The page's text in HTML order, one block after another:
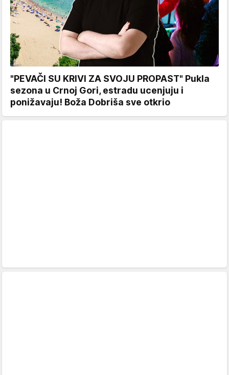
"PEVAČI SU KRIVI ZA SVOJU PROPAST" Pukla
sezona u Crnoj Gori, estradu ucenjuju i
ponižavaju! Boža Dobriša sve otkrio